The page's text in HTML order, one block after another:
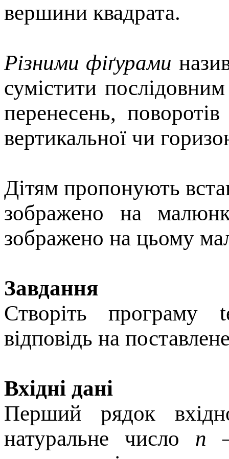
вершини квадрата.
Рiзними фiґурами
сумiстити послiдовним
перенесень,
вертикальної чи
Дiтям пропонують
зображено на
зображено на цьому
Завдання
Створiть програму
вiдповiдь на
Вхідні дані
Перший рядок
натуральне число n